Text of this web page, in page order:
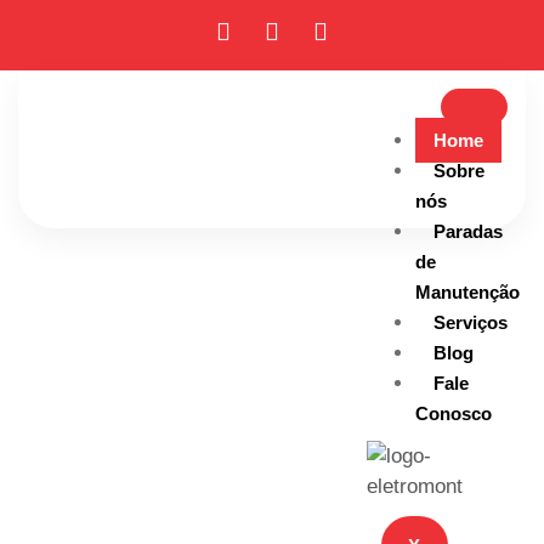
Home
Sobre
nós
Paradas
de
Manutenção
Serviços
Blog
Fale
Conosco